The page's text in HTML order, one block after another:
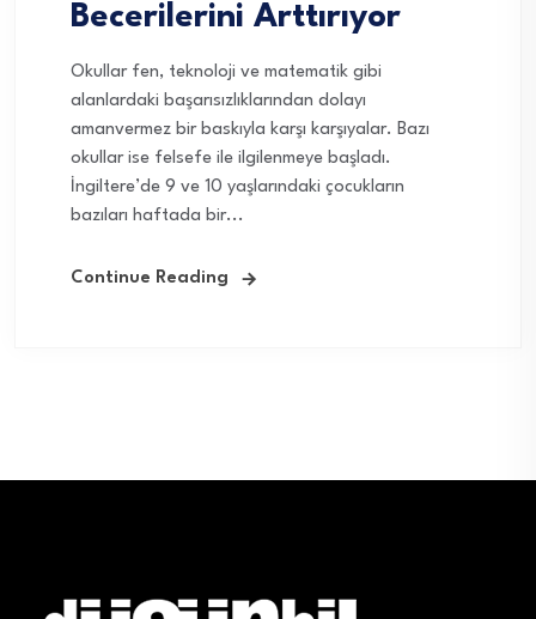
Becerilerini Arttırıyor
Okullar fen, teknoloji ve matematik gibi
alanlardaki başarısızlıklarından dolayı
amanvermez bir baskıyla karşı karşıyalar. Bazı
okullar ise felsefe ile ilgilenmeye başladı.
İngiltere’de 9 ve 10 yaşlarındaki çocukların
bazıları haftada bir...
Continue Reading